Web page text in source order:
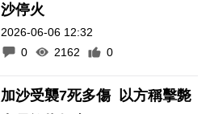
沙停火
2026-06-06 12:32
0
2162 0
加沙受襲7死多傷 以方稱擊斃